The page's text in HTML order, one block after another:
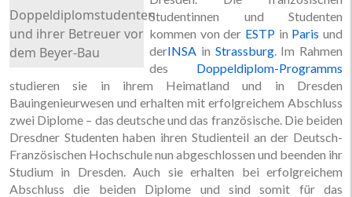
Doppeldiplomstudenten
und ihrer Betreuer vor
dem Beyer-Bau
Studentinnen und Studenten
kommen von der ESTP in Paris und
derINSA in Strassburg. Im Rahmen
des Doppeldiplom-Programms
studieren sie in ihrem Heimatland und in Dresden
Bauingenieurwesen und erhalten mit erfolgreichem Abschluss
zwei Diplome – das deutsche und das französische. Die beiden
Dresdner Studenten haben ihren Studienteil an der Deutsch-
Französischen Hochschule nun abgeschlossen und beenden ihr
Studium in Dresden. Auch sie erhalten bei erfolgreichem
Abschluss die beiden Diplome und sind somit für das